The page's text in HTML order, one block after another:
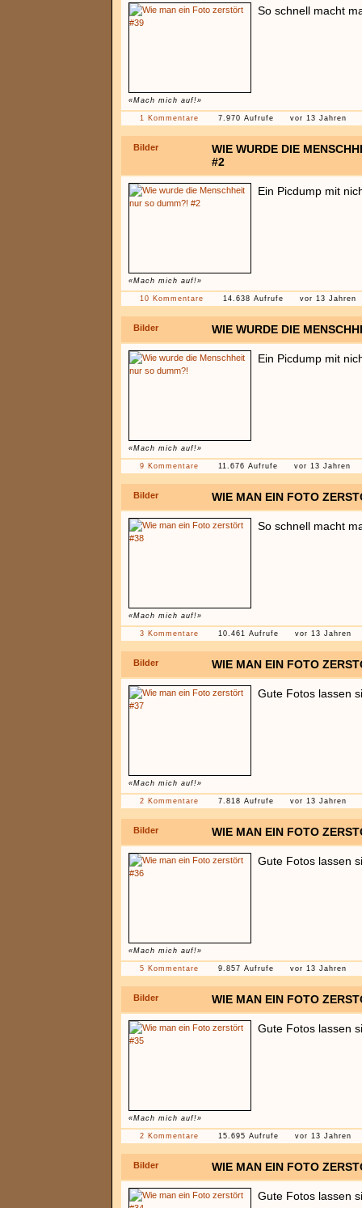
«Mach mich auf!»
So schnell macht
1 Kommentare 7.970 Aufrufe vor 13 Jahren
Bilder
WIE WURDE DIE
#2
«Mach mich auf!»
Ein Picdump mit
10 Kommentare 14.638 Aufrufe vor 13 Jahren
Bilder WIE WURDE DIE
«Mach mich auf!»
Ein Picdump mit
9 Kommentare 11.676 Aufrufe vor 13 Jahren
Bilder WIE MAN EIN FOTO
«Mach mich auf!»
So schnell macht
3 Kommentare 10.461 Aufrufe vor 13 Jahren
Bilder WIE MAN EIN FOTO
«Mach mich auf!»
Gute Fotos lassen
2 Kommentare 7.818 Aufrufe vor 13 Jahren
Bilder WIE MAN EIN FOTO
«Mach mich auf!»
Gute Fotos lassen
5 Kommentare 9.857 Aufrufe vor 13 Jahren
Bilder WIE MAN EIN FOTO
«Mach mich auf!»
Gute Fotos lassen
2 Kommentare 15.695 Aufrufe vor 13 Jahren
Bilder WIE MAN EIN FOTO
Gute Fotos lassen